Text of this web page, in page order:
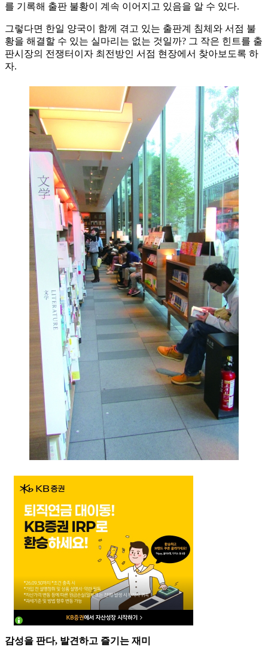
를 기록해 출판 불황이 계속 이어지고 있음을 알 수 있다.
그렇다면 한일 양국이 함께 겪고 있는 출판계 침체와 서점 불
황을 해결할 수 있는 실마리는 없는 것일까? 그 작은 힌트를 출
판시장의 전쟁터이자 최전방인 서점 현장에서 찾아보도록 하
자.
감성을 판다, 발견하고 즐기는 재미